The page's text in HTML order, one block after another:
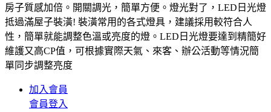
房子質感加倍。開關調光，簡單方便。燈光對了，LED日光燈
抵過滿屋子裝潢! 裝潢常用的各式燈具，建議採用較符合人
性，簡單就能調整色溫或亮度的燈。LED日光燈要達到精簡好
維護又高CP值，可根據實際天氣、來客、辦公活動等情況簡
單同步調整亮度
加入會員
會員登入